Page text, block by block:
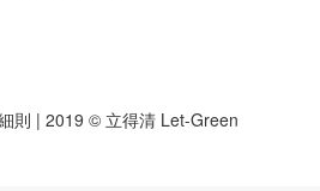
則 | 2019 © 立得清 Let-Green